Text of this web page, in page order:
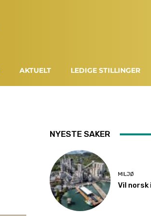
AKTUELT LEDIGE STILLINGER
NYESTE SAKER
MILJØ
Vil norsk